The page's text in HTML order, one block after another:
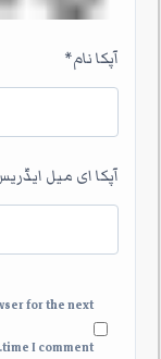
آپکا نام*
آپکا ای میل
for the next
time I comment.